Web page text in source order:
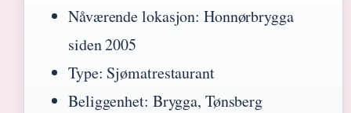
Nåværende lokasjon: Honnørbrygga
siden 2005
Type: Sjømatrestaurant
Beliggenhet: Brygga, Tønsberg